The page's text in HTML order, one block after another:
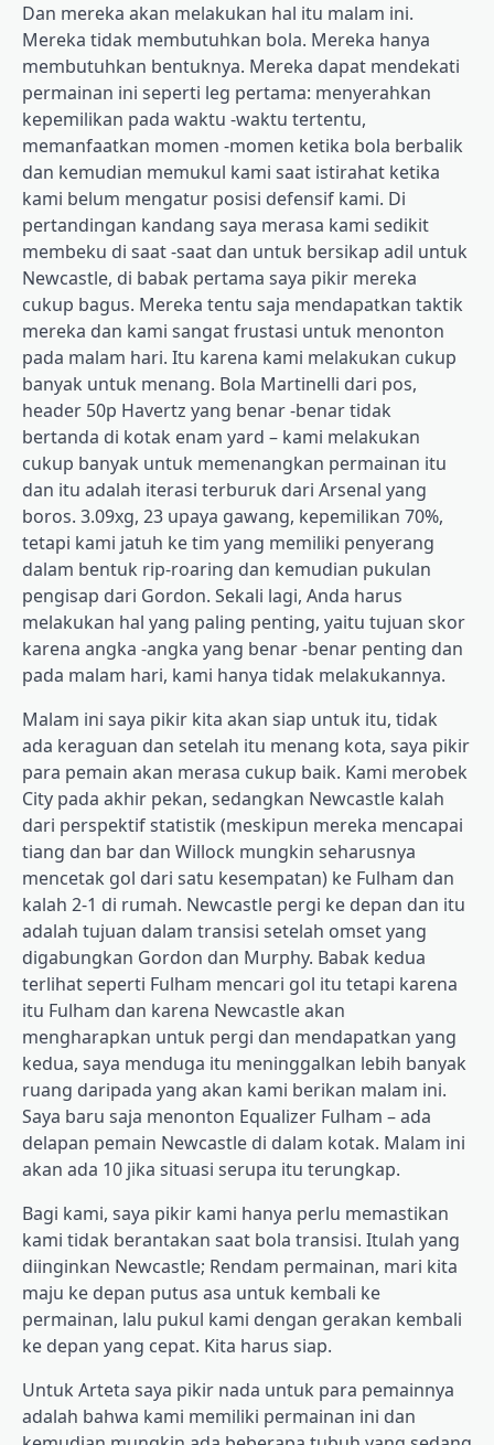
Dan mereka akan melakukan hal itu malam ini.
Mereka tidak membutuhkan bola. Mereka hanya
membutuhkan bentuknya. Mereka dapat mendekati
permainan ini seperti leg pertama: menyerahkan
kepemilikan pada waktu -waktu tertentu,
memanfaatkan momen -momen ketika bola berbalik
dan kemudian memukul kami saat istirahat ketika
kami belum mengatur posisi defensif kami. Di
pertandingan kandang saya merasa kami sedikit
membeku di saat -saat dan untuk bersikap adil untuk
Newcastle, di babak pertama saya pikir mereka
cukup bagus. Mereka tentu saja mendapatkan taktik
mereka dan kami sangat frustasi untuk menonton
pada malam hari. Itu karena kami melakukan cukup
banyak untuk menang. Bola Martinelli dari pos,
header 50p Havertz yang benar -benar tidak
bertanda di kotak enam yard – kami melakukan
cukup banyak untuk memenangkan permainan itu
dan itu adalah iterasi terburuk dari Arsenal yang
boros. 3.09xg, 23 upaya gawang, kepemilikan 70%,
tetapi kami jatuh ke tim yang memiliki penyerang
dalam bentuk rip-roaring dan kemudian pukulan
pengisap dari Gordon. Sekali lagi, Anda harus
melakukan hal yang paling penting, yaitu tujuan skor
karena angka -angka yang benar -benar penting dan
pada malam hari, kami hanya tidak melakukannya.
Malam ini saya pikir kita akan siap untuk itu, tidak
ada keraguan dan setelah itu menang kota, saya pikir
para pemain akan merasa cukup baik. Kami merobek
City pada akhir pekan, sedangkan Newcastle kalah
dari perspektif statistik (meskipun mereka mencapai
tiang dan bar dan Willock mungkin seharusnya
mencetak gol dari satu kesempatan) ke Fulham dan
kalah 2-1 di rumah. Newcastle pergi ke depan dan itu
adalah tujuan dalam transisi setelah omset yang
digabungkan Gordon dan Murphy. Babak kedua
terlihat seperti Fulham mencari gol itu tetapi karena
itu Fulham dan karena Newcastle akan
mengharapkan untuk pergi dan mendapatkan yang
kedua, saya menduga itu meninggalkan lebih banyak
ruang daripada yang akan kami berikan malam ini.
Saya baru saja menonton Equalizer Fulham – ada
delapan pemain Newcastle di dalam kotak. Malam ini
akan ada 10 jika situasi serupa itu terungkap.
Bagi kami, saya pikir kami hanya perlu memastikan
kami tidak berantakan saat bola transisi. Itulah yang
diinginkan Newcastle; Rendam permainan, mari kita
maju ke depan putus asa untuk kembali ke
permainan, lalu pukul kami dengan gerakan kembali
ke depan yang cepat. Kita harus siap.
Untuk Arteta saya pikir nada untuk para pemainnya
adalah bahwa kami memiliki permainan ini dan